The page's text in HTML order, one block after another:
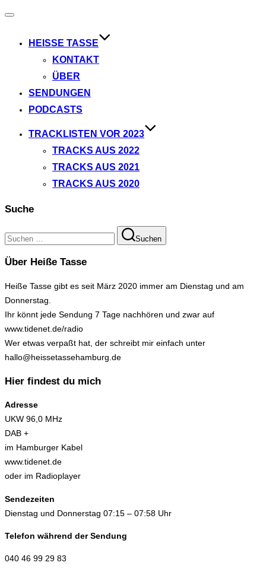
Navigation
HEISSE TASSE
KONTAKT
ÜBER
SENDUNGEN
PODCASTS
TRACKLISTEN VOR 2023
TRACKS AUS 2022
TRACKS AUS 2021
TRACKS AUS 2020
Suche
Suchen
nach:
Suchen
Über Heiße Tasse
Heiße Tasse gibt es seit März 2020 immer am Dienstag und am
Donnerstag.
Ihr könnt jede Sendung 7 Tage nachhören und zwar auf
www.tidenet.de/radio
Wer etwas verpaßt hat, der schreibt mir einfach unter
hallo@heissetassehamburg.de
Hier findest du mich
Adresse
UKW 96,0 MHz
DAB +
im Hamburger Kabel
www.tidenet.de
oder im Radioplayer
Sendezeiten
Dienstag und Donnerstag 07:15 – 07:58 Uhr
Telefon während der Sendung
040 46 99 29 83